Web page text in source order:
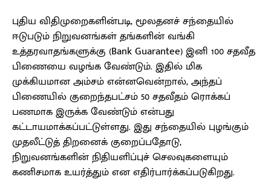
புதிய விதிமுறைகளின்படி, மூலதனச் சந்தையில்
ஈடுபடும் நிறுவனங்கள் தங்களின் வங்கி
உத்தரவாதங்களுக்கு (Bank Guarantee) இனி 100 சதவீத
பிணையை வழங்க வேண்டும். இதில் மிக
முக்கியமான அம்சம் என்னவென்றால், அந்தப்
பிணையில் குறைந்தபட்சம் 50 சதவீதம் ரொக்கப்
பணமாக இருக்க வேண்டும் என்பது
கட்டாயமாக்கப்பட்டுள்ளது. இது சந்தையில் புழங்கும்
முதலீட்டுத் திறனைக் குறைப்பதோடு,
நிறுவனங்களின் நிதியளிப்புச் செலவுகளையும்
கணிசமாக உயர்த்தும் என எதிர்பார்க்கப்படுகிறது.